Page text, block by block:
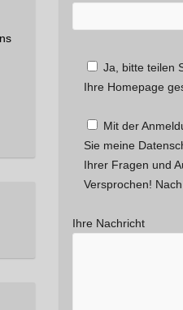
Ja, bitte teilen
Ihre Homepage
Mit der
Sie meine
Ihrer Fragen und
Versprochen!
Ihre Nachricht